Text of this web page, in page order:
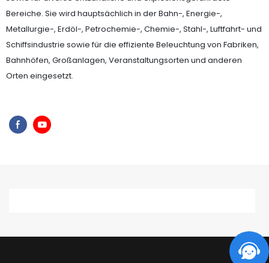
Bereiche. Sie wird hauptsächlich in der Bahn-, Energie-,
Metallurgie-, Erdöl-, Petrochemie-, Chemie-, Stahl-, Luftfahrt- und
Schiffsindustrie sowie für die effiziente Beleuchtung von Fabriken,
Bahnhöfen, Großanlagen, Veranstaltungsorten und anderen
Orten eingesetzt.